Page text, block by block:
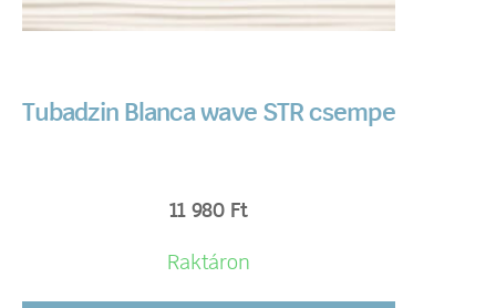
Tubadzin Blanca wave STR csempe
11 980 Ft
Raktáron